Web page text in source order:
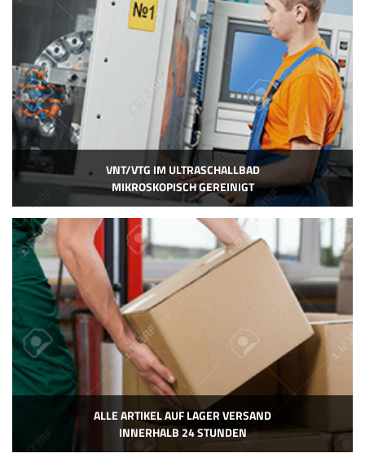
VNT/VTG IM ULTRASCHALLBAD
MIKROSKOPISCH GEREINIGT
ALLE ARTIKEL AUF LAGER VERSAND
INNERHALB 24 STUNDEN